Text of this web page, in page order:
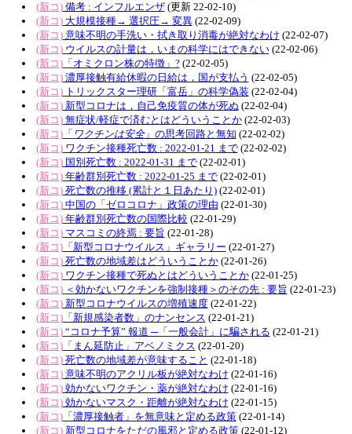
(新コ)備考 : インフルエンザ(更新 22-02-10)
(新コ)大規模接種→ 選択圧→ 変異(22-02-09)
(新コ)意味不明の手洗い・拭き取り消毒が絶対なわけ (22-02-07)
(新コ)ウイルスの計量は，いまの科学にはできない(22-02-06)
(新コ)「オミクロン株の特徴」?(22-02-05)
(新コ)濃厚接触有給休暇の日給は，国が支払う (22-02-05)
(新コ)トリックスター理研「富岳」の科学偽装 (22-02-04)
(新コ)新型コロナは，自己免疫質の体が死ぬ (22-02-04)
(新コ)無症状/軽症で済むとはどういうことか(22-02-03)
(新コ)「 ワクチンは安全」の思考回路と無知 (22-02-02)
(新コ)ワクチン接種死亡数 : 2022-01-21 まで(22-02-02)
(新コ)国別死亡数 : 2022-01-31 まで(22-02-01)
(新コ)年齢群別死亡数 : 2022-01-25 まで(22-02-01)
(新コ)死亡数の推移 (累計と１日あたり)(22-02-01)
(新コ)中国の「ゼロコロナ」政策の理由 (22-01-30)
(新コ)年齢群別死亡数の国際比較 (22-01-29)
(新コ)マスコミの終焉 : 要旨 (22-01-28)
(新コ)「新型コロナウイルス」ギャラリー (22-01-27)
(新コ)死亡数の地域差はどういうことか(22-01-26)
(新コ)ワクチン接種で死ぬとはどういうことか(22-01-25)
(新コ)＜効かないワクチンを強制接種＞のその先 : 要旨 (22-01-23)
(新コ)新型コロナウイルスの増殖速度(22-01-22)
(新コ)「新規感染者数」のナンセンス (22-01-21)
(新コ)“コロナ予算” 報道 ─「一般会計」に騙される (22-01-21)
(新コ)「まん延防止」アベノミクス (22-01-20)
(新コ)死亡数の地域差が意味すること (22-01-18)
(新コ)意味不明のアクリル板が絶対なわけ (22-01-16)
(新コ)効かないワクチン・薬が絶対なわけ (22-01-16)
(新コ)効かないマスク・距離が絶対なわけ (22-01-15)
(新コ)「濃厚接触者」を無意味と定める政策(22-01-14)
(新コ)新型コロナをただの風邪と定める政策(22-01-12)